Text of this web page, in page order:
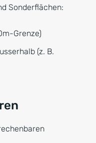
Sonderflächen:
Grenze)
(z. B.